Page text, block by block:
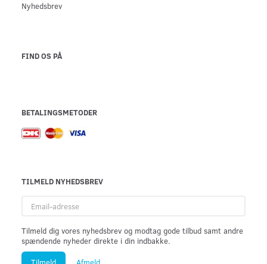
Nyhedsbrev
FIND OS PÅ
BETALINGSMETODER
TILMELD NYHEDSBREV
adresse
Tilmeld dig vores nyhedsbrev og modtag gode tilbud samt andre
spændende nyheder direkte i din indbakke.